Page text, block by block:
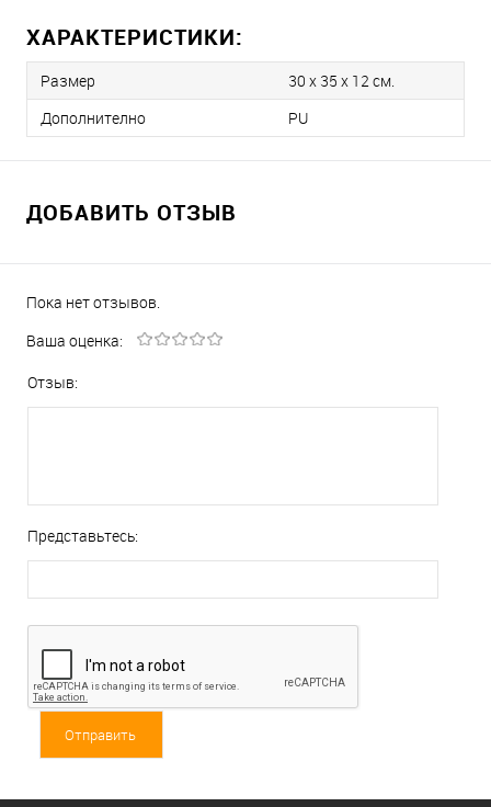
ХАРАКТЕРИСТИКИ:
Размер
30 х 35 х 12 см.
Дополнително
PU
ДОБАВИТЬ ОТЗЫВ
Пока нет отзывов.
Ваша оценка:
Отзыв:
Представьтесь: